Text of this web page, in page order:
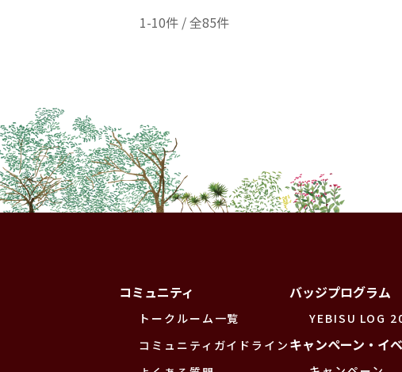
1-10件 / 全85件
コミュニティ
トークルーム一覧
コミュニティガイドライン
バッジプログラム
YEBISU LOG
キャンペーン・イ